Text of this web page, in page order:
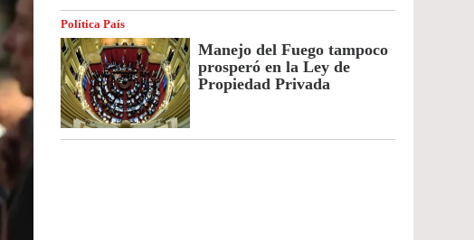
Política País
Manejo del Fuego tampoco
prosperó en la Ley de
Propiedad Privada